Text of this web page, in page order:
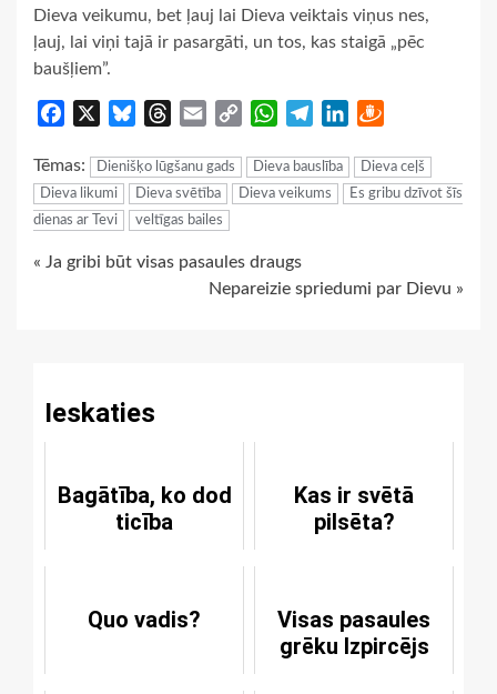
Dieva veikumu, bet ļauj lai Dieva veiktais viņus nes,
ļauj, lai viņi tajā ir pasargāti, un tos, kas staigā „pēc
baušļiem”.
Facebook BlueskyThreads
Email
Copy
WhatsApp
TelegramLinkedIn
Tēmas: Dienišķo lūgšanu gads Dieva bauslība
Dieva ceļš
Dieva likumi
Dieva svētība Dieva veikums
Es gribu dzīvot šīs
dienas ar Tevi
veltīgas bailes
Continue
« Ja gribi būt visas pasaules draugs
Nepareizie spriedumi par Dievu »
Ieskaties
Bagātība, ko dod
ticība
Kas ir svētā
pilsēta?
Quo vadis?
Visas pasaules
grēku Izpircējs